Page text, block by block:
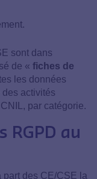
sont dans
de « fiches de
les données
activités
par catégorie.
RGPD au
part des CE/CSE la